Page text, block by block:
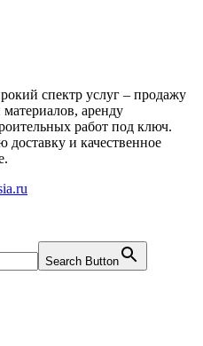
спектр услуг – продажу
аренду
работ под ключ.
и качественное
Search Button